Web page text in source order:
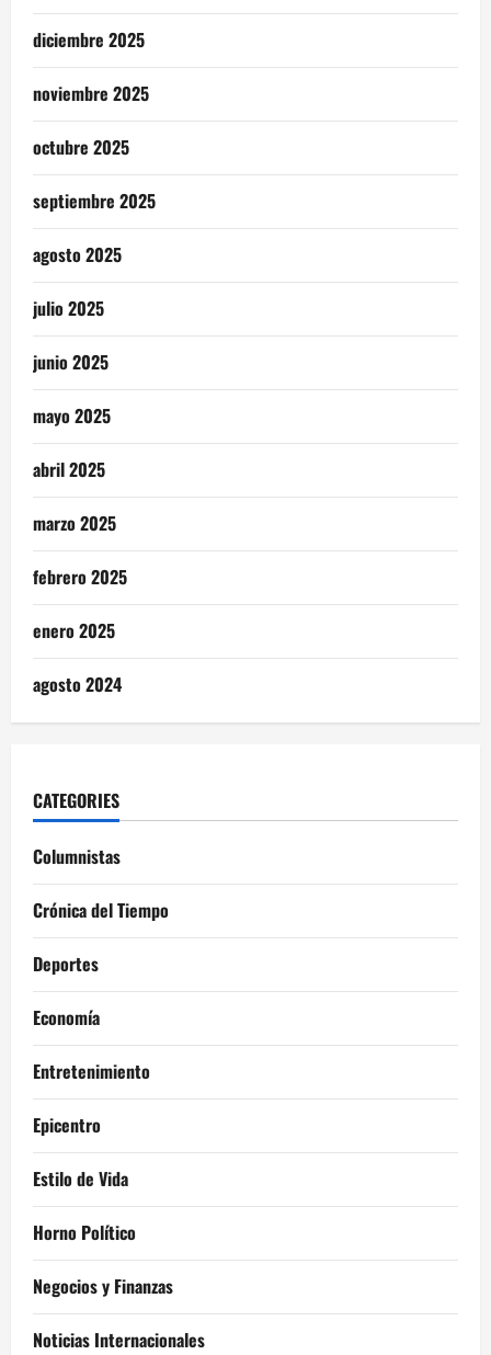
diciembre 2025
noviembre 2025
octubre 2025
septiembre 2025
agosto 2025
julio 2025
junio 2025
mayo 2025
abril 2025
marzo 2025
febrero 2025
enero 2025
agosto 2024
CATEGORIES
Columnistas
Crónica del Tiempo
Deportes
Economía
Entretenimiento
Epicentro
Estilo de Vida
Horno Político
Negocios y Finanzas
Noticias Internacionales